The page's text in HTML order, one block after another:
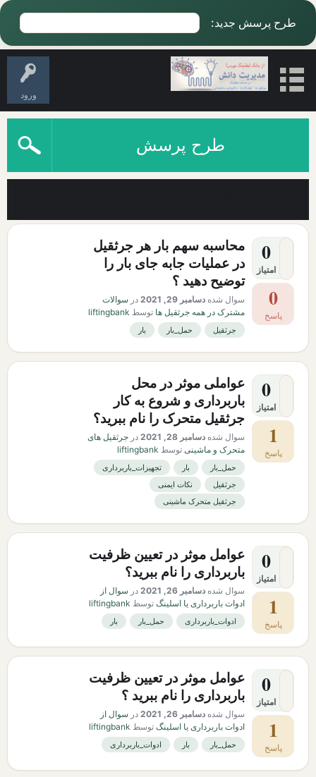
طرح پرسش جدید:
ورود
طرح پرسش
0
امتیاز
0
پاسخ
محاسبه سهم بار هر جرثقیل
در عملیات جابه جای بار را
توضیح دهید ؟
سوال شده دسامبر 29, 2021 در سوالات
مشترک در همه جرثقیل ها توسط liftingbank
جرثقیل حمل_بار بار
0
امتیاز
1
پاسخ
عواملی موثر در محل
باربرداری و شروع به کار
جرثقیل متحرک را نام ببرید؟
سوال شده دسامبر 28, 2021 در جرثقیل های
متحرک و ماشینی توسط liftingbank
حمل_بار بار
تجهیزات_باربرداری
جرثقیل
نکات ایمنی
جرثقیل متحرک ماشینی
0
امتیاز
1
پاسخ
عوامل موثر در تعیین ظرفیت
باربرداری را نام ببرید؟
سوال شده دسامبر 26, 2021 در سوال از
ادوات باربرداری یا اسلینگ توسط liftingbank
ادوات_باربرداری حمل_بار بار
0
امتیاز
1
پاسخ
عوامل موثر در تعیین ظرفیت
باربرداری را نام ببرید ؟
سوال شده دسامبر 26, 2021 در سوال از
ادوات باربرداری یا اسلینگ توسط liftingbank
حمل_بار بار ادوات_باربرداری